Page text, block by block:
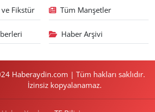
Fikstür Tüm Manşetler
Haber Arşivi
Haberaydin.com | Tüm hakları saklıdır.
İzinsiz kopyalanamaz.